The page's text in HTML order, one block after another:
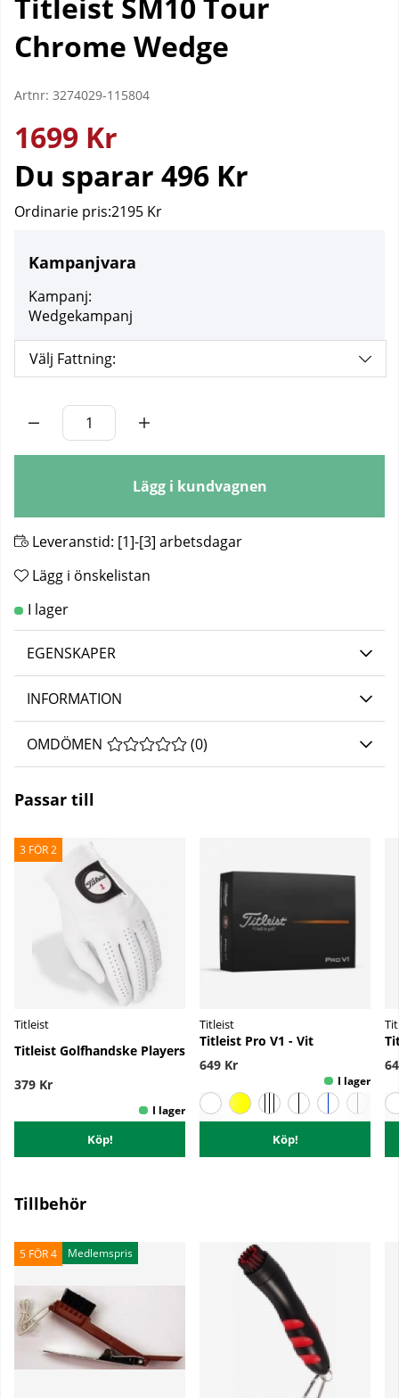
Titleist SM10 Tour
Chrome Wedge
Artnr: 3274029-115804
1699 Kr
Du sparar 496 Kr
Ordinarie pris:2195 Kr
Kampanjvara
Kampanj:
Wedgekampanj
Välj Fattning:
Lägg i kundvagnen
Leveranstid: [1]-[3] arbetsdagar
Lägg i önskelistan
EGENSKAPER
INFORMATION
OMDÖMEN MEDELBETYG 0 AV 5 ANTAL BETYG 0
(0)
Passar till
3 FÖR 2
Titleist
Titleist Golfhandske Players
379 Kr
Köp!
Titleist
Titleist Pro V1 - Vit
649 Kr
Köp!
Tillbehör
5 FÖR 4 Medlemspris